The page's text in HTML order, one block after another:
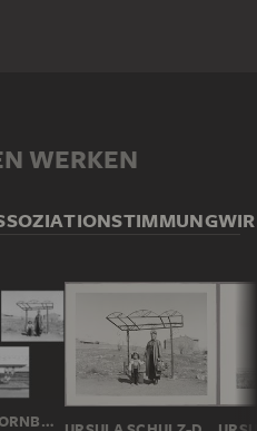
WERKEN
STIMMUNG
URSULA SCHULZ-DORNBURG